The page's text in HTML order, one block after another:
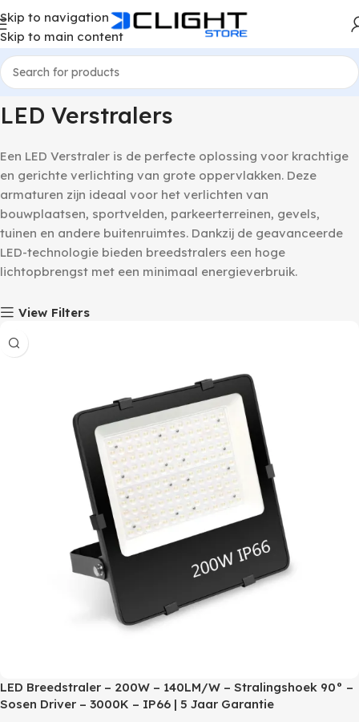
Skip to navigation
Skip to main content
Home LED Verstralers
LED Verstralers
Een LED Verstraler is de perfecte oplossing voor krachtige
en gerichte verlichting van grote oppervlakken. Deze
armaturen zijn ideaal voor het verlichten van
bouwplaatsen, sportvelden, parkeerterreinen, gevels,
tuinen en andere buitenruimtes. Dankzij de geavanceerde
LED-technologie bieden breedstralers een hoge
lichtopbrengst met een minimaal energieverbruik.
View Filters
LED Breedstraler – 200W – 140LM/W – Stralingshoek 90° –
Sosen Driver – 3000K – IP66 | 5 Jaar Garantie